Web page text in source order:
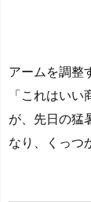
アームを調整
「これはい
が、先日の猛
なり、くっつ